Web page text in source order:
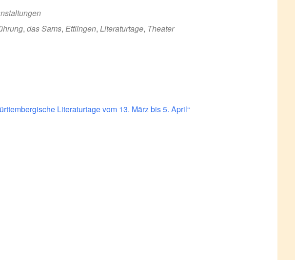
, das Sams, Ettlingen, Literaturtage, Theater
Literaturtage vom 13. März bis 5. April“